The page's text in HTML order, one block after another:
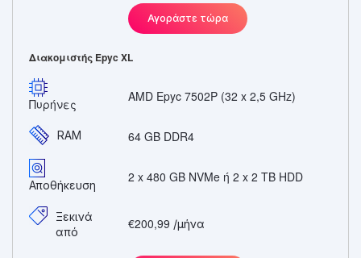
Αγοράστε τώρα
Διακομιστής Epyc XL
Πυρήνες AMD Epyc 7502P (32 x 2,5 GHz)
RAM 64 GB DDR4
Αποθήκευση
2 x 480 GB NVMe ή 2 x 2 TB HDD
Ξεκινά
από
€200,99 /μήνα